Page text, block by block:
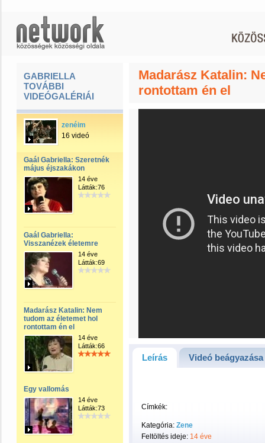
GABRIELLA
TOVÁBBI
VIDEÓGALÉRIÁI
zenéim
16 videó
Gaál Gabriella: Szeretnék
május éjszakákon
14 éve
Látták:76
Gaál Gabriella:
Visszanézek életemre
14 éve
Látták:69
Madarász Katalin: Nem
tudom az életemet hol
rontottam én el
14 éve
Látták:66
Egy vallomás
14 éve
Látták:73
Madarász Katalin:
rontottam én el
Leírás Videó beágyazása
Címkék:
Kategória: Zene
Feltöltés ideje: 14 éve